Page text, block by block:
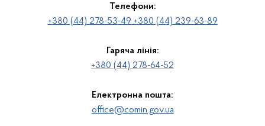
Телефони:
+380 (44) 278-53-49 +380 (44) 239-63-89
Гаряча лінія:
+380 (44) 278-64-52
Електронна пошта:
office@comin.gov.ua